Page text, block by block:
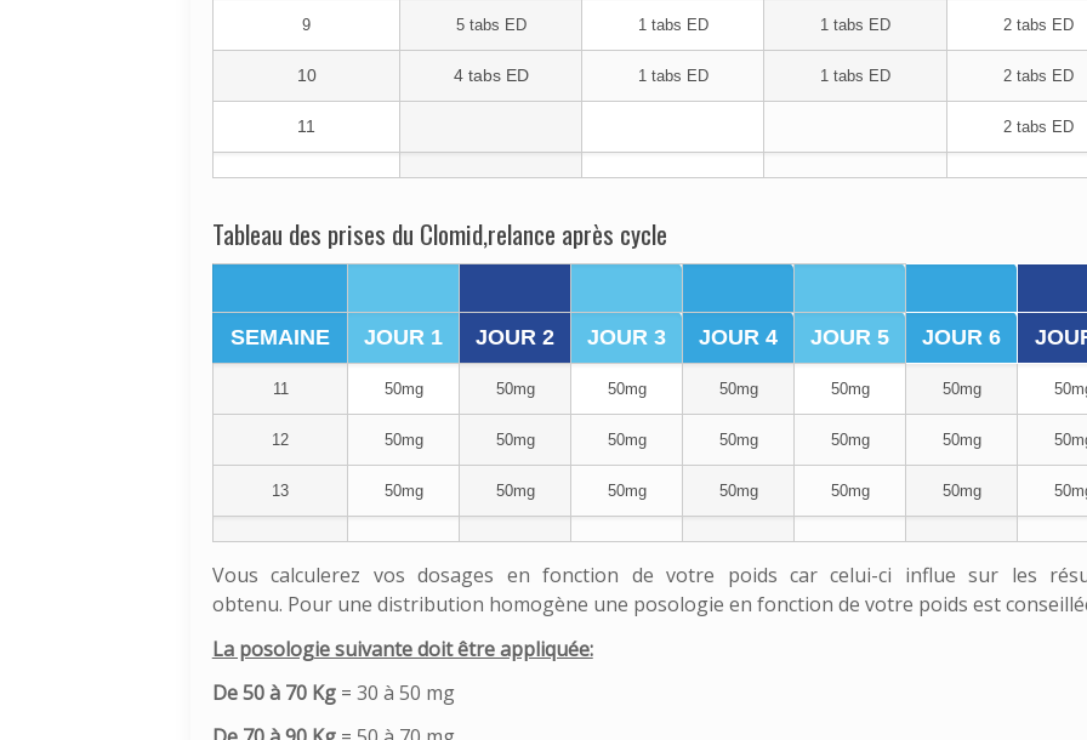
9 5 tabs ED 1 tabs ED 1 tabs ED 2 tabs ED
10 4 tabs ED 1 tabs ED 1 tabs ED 2 tabs ED
11 2 tabs ED
Tableau des prises du Clomid,relance après cycle
SEMAINE JOUR 1 JOUR 2 JOUR 3 JOUR 4 JOUR 5 JOUR 6
11 50mg 50mg 50mg 50mg 50mg 50mg
12 50mg 50mg 50mg 50mg 50mg 50mg
13 50mg 50mg 50mg 50mg 50mg 50mg
Vous calculerez vos dosages en fonction de votre poids car celui-ci influe sur les
obtenu. Pour une distribution homogène une posologie en fonction de votre poids est
La posologie suivante doit être appliquée:
De 50 à 70 Kg= 30 à 50 mg